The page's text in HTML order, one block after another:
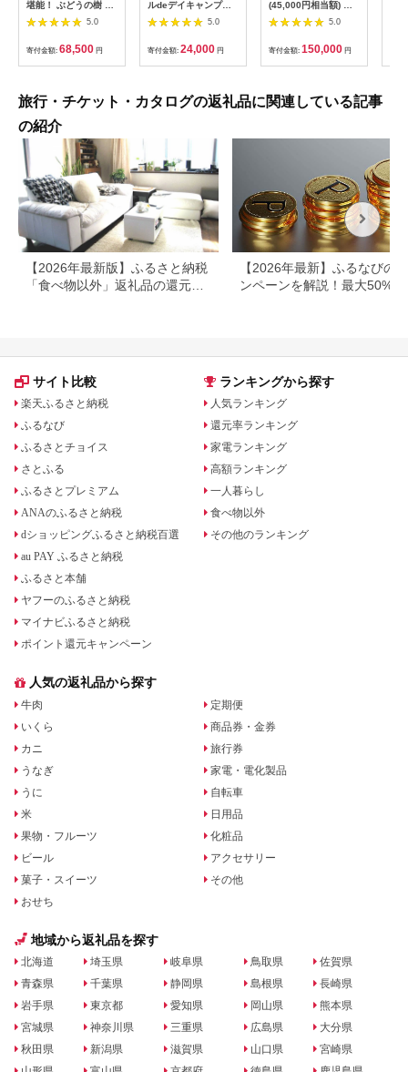
堪能！ ぶどうの樹 鮨
屋台ペア お食事券 海
鮮 海 屋台 食事 ペア
福岡県 岡垣町
5.0
寄付金額: 68,500 円
ルdeデイキャンプ体
験チケット
【1364991】
5.0
寄付金額: 24,000 円
(45,000円相当額) ゴ
ルフ チケット 平日 土
日 祝日 プレー券 関東
群馬県 首都圏 F20E-
382
5.0
寄付金額: 150,000 円
旅行・チケット・カタログの返礼品に関連している記事
の紹介
【2026年最新版】ふるさと納税
「食べ物以外」返礼品の還元率
【2026年最新】ふるなびの
ンペーンを解説！最大50%還
サイト比較
楽天ふるさと納税
ふるなび
ふるさとチョイス
さとふる
ふるさとプレミアム
ANAのふるさと納税
dショッピングふるさと納税百選
au PAY ふるさと納税
ふるさと本舗
ヤフーのふるさと納税
マイナビふるさと納税
ポイント還元キャンペーン
ランキングから探す
人気ランキング
還元率ランキング
家電ランキング
高額ランキング
一人暮らし
食べ物以外
その他のランキング
人気の返礼品から探す
牛肉
いくら
カニ
うなぎ
うに
米
果物・フルーツ
ビール
菓子・スイーツ
おせち
定期便
商品券・金券
旅行券
家電・電化製品
自転車
日用品
化粧品
アクセサリー
その他
地域から返礼品を探す
北海道
青森県
岩手県
宮城県
秋田県
埼玉県
千葉県
東京都
神奈川県
新潟県
岐阜県
静岡県
愛知県
三重県
滋賀県
鳥取県
島根県
岡山県
広島県
山口県
佐賀県
長崎県
熊本県
大分県
宮崎県